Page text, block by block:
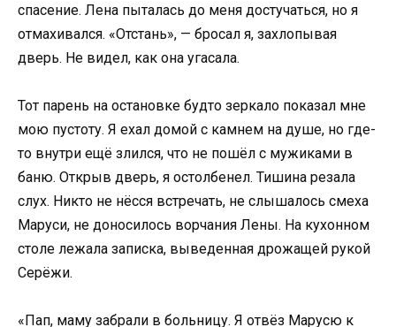
спасение. Лена пыталась до меня достучаться, но я
отмахивался. «Отстань», — бросал я, захлопывая
дверь. Не видел, как она угасала.
Тот парень на остановке будто зеркало показал мне
мою пустоту. Я ехал домой с камнем на душе, но где-
то внутри ещё злился, что не пошёл с мужиками в
баню. Открыв дверь, я остолбенел. Тишина резала
слух. Никто не нёсся встречать, не слышалось смеха
Маруси, не доносилось ворчания Лены. На кухонном
столе лежала записка, выведенная дрожащей рукой
Серёжи.
«Пап, маму забрали в больницу. Я отвёз Марусю к